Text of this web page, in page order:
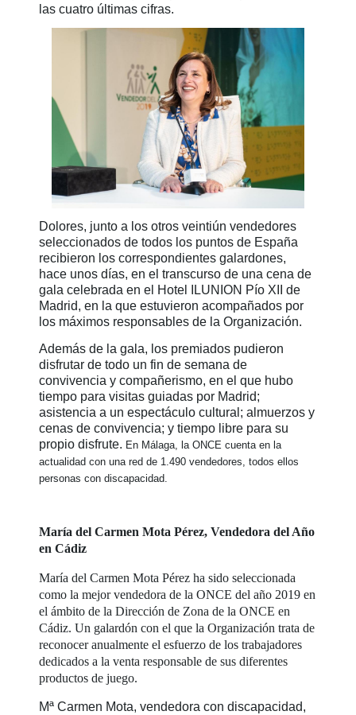
las cuatro últimas cifras.
Dolores, junto a los otros veintiún vendedores
seleccionados de todos los puntos de España
recibieron los correspondientes galardones,
hace unos días, en el transcurso de una cena de
gala celebrada en el Hotel ILUNION Pío XII de
Madrid, en la que estuvieron acompañados por
los máximos responsables de la Organización.
Además de la gala, los premiados pudieron
disfrutar de todo un fin de semana de
convivencia y compañerismo, en el que hubo
tiempo para visitas guiadas por Madrid;
asistencia a un espectáculo cultural; almuerzos y
cenas de convivencia; y tiempo libre para su
propio disfrute. En Málaga, la ONCE cuenta en la
actualidad con una red de 1.490 vendedores, todos ellos
personas con discapacidad.
María del Carmen Mota Pérez, Vendedora del Año
en Cádiz
María del Carmen Mota Pérez ha sido seleccionada
como la mejor vendedora de la ONCE del año 2019 en
el ámbito de la Dirección de Zona de la ONCE en
Cádiz. Un galardón con el que la Organización trata de
reconocer anualmente el esfuerzo de los trabajadores
dedicados a la venta responsable de sus diferentes
productos de juego.
Mª Carmen Mota, vendedora con discapacidad,